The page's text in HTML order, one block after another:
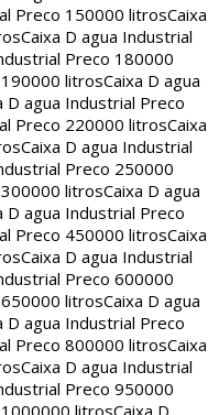
Preco 150000 litrosCaixa
Caixa D agua Industrial
Preco 180000
litrosCaixa D agua
D agua Industrial Preco
Preco 220000 litrosCaixa
Caixa D agua Industrial
Preco 250000
litrosCaixa D agua
D agua Industrial Preco
Preco 450000 litrosCaixa
Caixa D agua Industrial
Preco 600000
litrosCaixa D agua
D agua Industrial Preco
Preco 800000 litrosCaixa
Caixa D agua Industrial
Preco 950000